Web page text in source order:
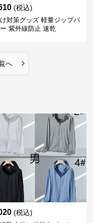
(税込)
対策グッズ 軽量ジップパ
紫外線防止 速乾
へ ›
(税込)